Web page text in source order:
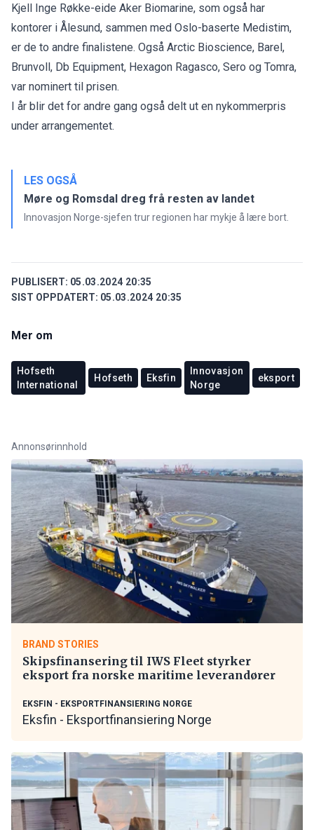
Kjell Inge Røkke-eide Aker Biomarine, som også har
kontorer i Ålesund, sammen med Oslo-baserte Medistim,
er de to andre finalistene. Også Arctic Bioscience, Barel,
Brunvoll, Db Equipment, Hexagon Ragasco, Sero og Tomra,
var nominert til prisen.
I år blir det for andre gang også delt ut en nykommerpris
under arrangementet.
LES OGSÅ
Møre og Romsdal dreg frå resten av landet
Innovasjon Norge-sjefen trur regionen har mykje å lære bort.
PUBLISERT: 05.03.2024 20:35
SIST OPPDATERT: 05.03.2024 20:35
Mer om
Hofseth
International
Hofseth Eksfin
Innovasjon
Norge
eksport
Annonsørinnhold
BRAND STORIES
Skipsfinansering til IWS Fleet styrker
eksport fra norske maritime leverandører
EKSFIN - EKSPORTFINANSIERING NORGE
Eksfin - Eksportfinansiering Norge